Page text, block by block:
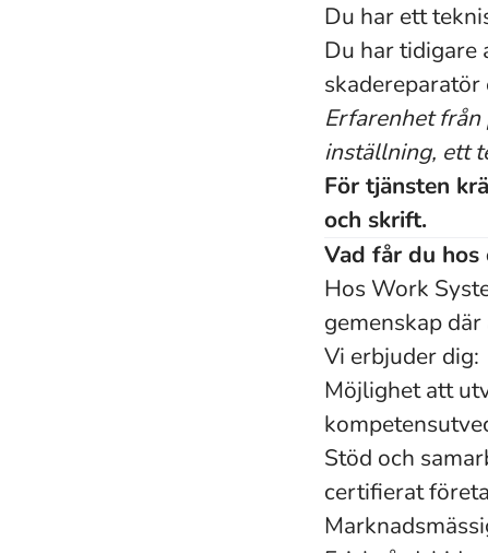
Du har ett
Du har tidigare
Erfarenhet
inställning, ett
För tjänsten
och skrift.
Vad får du hos
Hos Work
gemenskap
Vi erbjuder dig:
Möjlighet att
Stöd och
certifierat